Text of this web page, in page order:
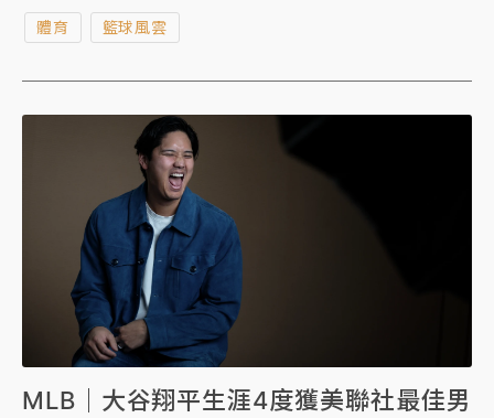
120比127吞敗。
體育 籃球風雲
MLB｜大谷翔平生涯4度獲美聯社最佳男